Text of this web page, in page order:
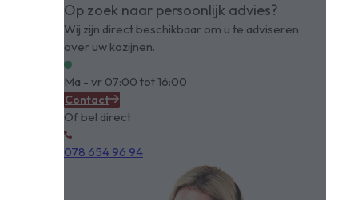
Op zoek naar persoonlijk advies?
Wij zijn direct beschikbaar om u te adviseren
over uw kozijnen.
Ma - vr 07:00 tot 16:00
Contact
Of bel direct
078 654 96 94